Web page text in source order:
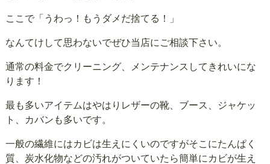
ここで「うわっ！もうダメだ捨てる！」
なんてけして思わないでぜひ当店にご相談下さい。
通常の料金でクリーニング、メンテナンスしてきれいにな
ります！
最も多いアイテムはやはりレザーの靴、ブース、ジャケッ
ト、カバンも多いです。
一般の繊維にはカビは生えにくいのですがそこにたんぱく
質、炭水化物などの汚れがついていたら簡単にカビが生え